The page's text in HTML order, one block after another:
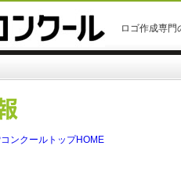
ロゴ作成専門
ンクールトップHOME